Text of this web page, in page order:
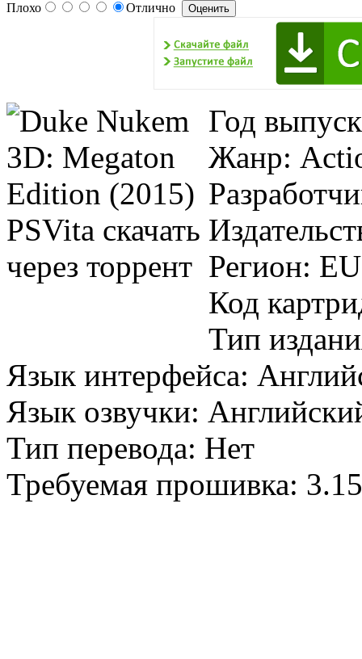
Плохо Отлично
Год
Жанр:
Регион:
Код
Тип
Язык интерфейса:
Язык озвучки:
Тип перевода: Нет
Требуемая прошивка: